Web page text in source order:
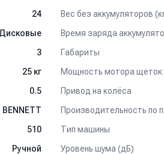
24 Вес без аккумуляторов
Дисковые Время заряда
3 Габариты
25 кг Мощность мотора щеток
0.5 Привод на колёса
BENNETT Производительность по
510 Тип машины
Ручной Уровень шума (дБ)